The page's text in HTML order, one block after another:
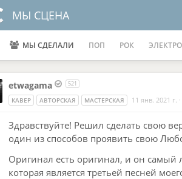
МЫ СЦЕНА
МЫ СДЕЛАЛИ ПОП РОК ЭЛЕКТРО
etwagama 521
КАВЕР АВТОРСКАЯ МАСТЕРСКАЯ 11 янв. 2021 г. ·
Здравствуйте! Решил сделать свою
один из способов проявить свою
Оригинал есть оригинал, и он самый
которая является третьей песней